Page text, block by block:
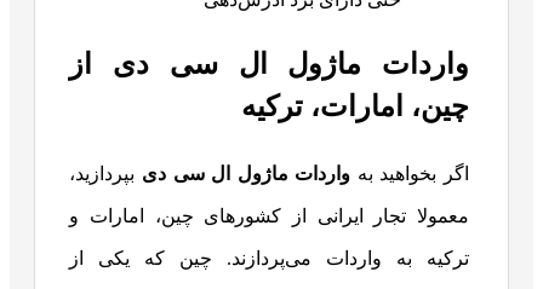
واردات ماژول ال سی دی از
چین، امارات، ترکیه
اگر بخواهید به واردات ماژول ال سی دی بپردازید،
معمولا تجار ایرانی از کشورهای چین، امارات و
ترکیه به واردات می‌پردازند. چین که یکی از